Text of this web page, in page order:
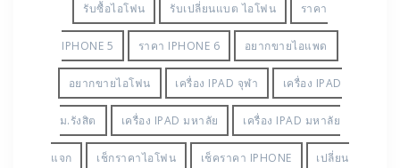
รับซื้อไอโฟน รับเปลี่ยนแบต ไอโฟน ราคา
IPHONE 5 ราคา IPHONE 6 อยากขายไอแพด
อยากขายไอโฟน เครื่อง IPAD จุฬา เครื่อง IPAD
ม.รังสิต เครื่อง IPAD มหาลัย เครื่อง IPAD มหาลัย
แจก เช็กราคาไอโฟน เช็คราคา IPHONE เปลี่ยน